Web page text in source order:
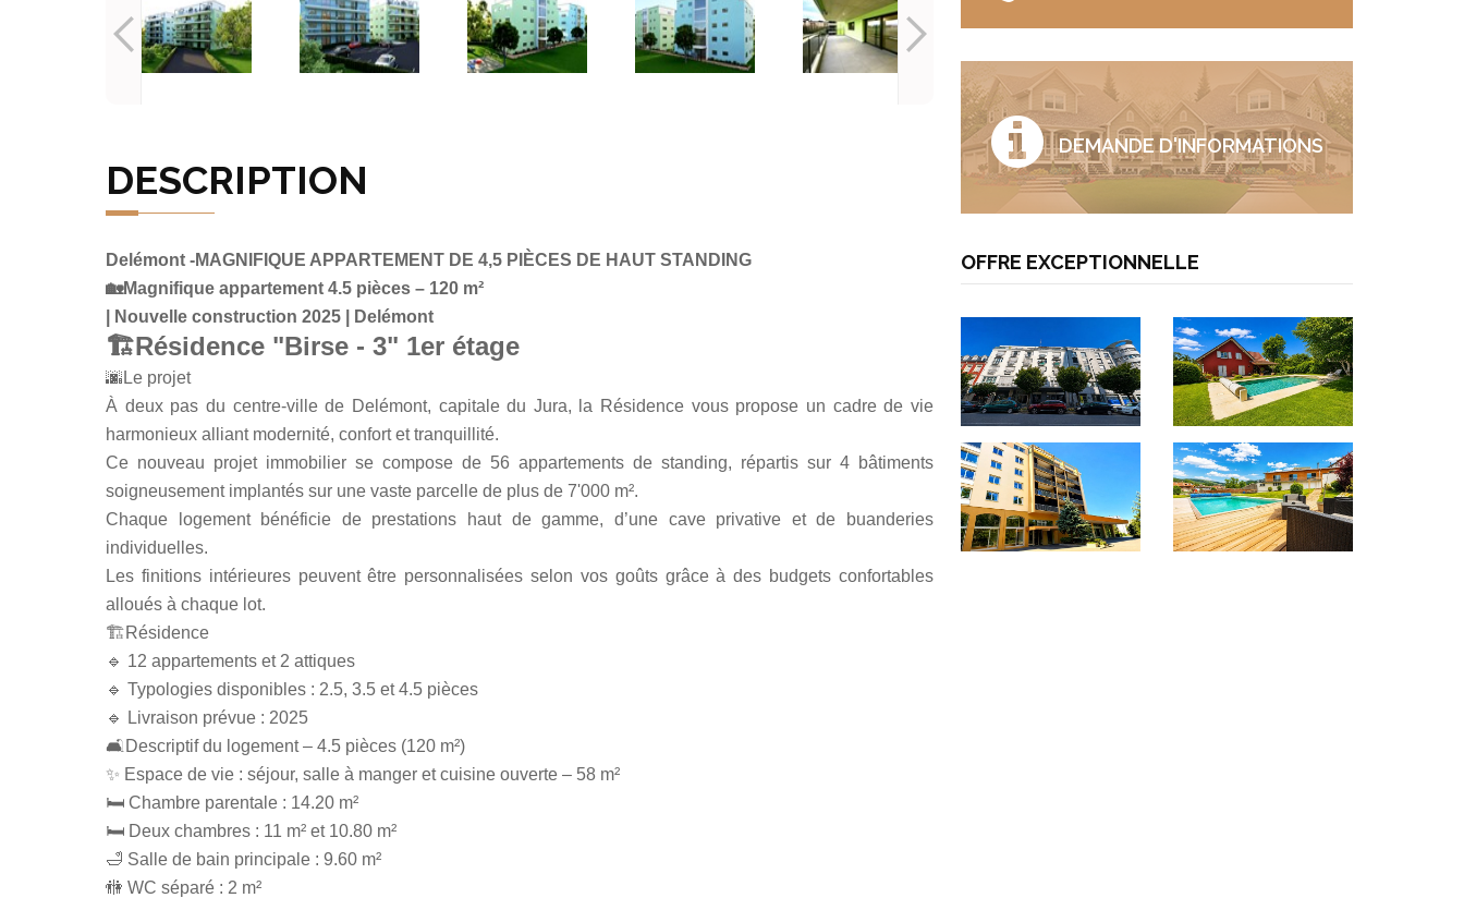
DESCRIPTION
Delémont -MAGNIFIQUE APPARTEMENT DE 4,5 PIÈCES DE HAUT STANDING
🏡Magnifique appartement 4.5 pièces – 120 m²
| Nouvelle construction 2025 | Delémont
🏗️Résidence "Birse - 3" 1er étage
🌆Le projet
À deux pas du centre-ville de Delémont, capitale du Jura, la Résidence vous propose un cadre de vie
harmonieux alliant modernité, confort et tranquillité.
Ce nouveau projet immobilier se compose de 56 appartements de standing, répartis sur 4 bâtiments
soigneusement implantés sur une vaste parcelle de plus de 7'000 m².
Chaque logement bénéficie de prestations haut de gamme, d’une cave privative et de buanderies
individuelles.
Les finitions intérieures peuvent être personnalisées selon vos goûts grâce à des budgets confortables
alloués à chaque lot.
🏗️Résidence
🔹 12 appartements et 2 attiques
🔹 Typologies disponibles : 2.5, 3.5 et 4.5 pièces
🔹 Livraison prévue : 2025
🛋️Descriptif du logement – 4.5 pièces (120 m²)
✨ Espace de vie : séjour, salle à manger et cuisine ouverte – 58 m²
🛏️ Chambre parentale : 14.20 m²
🛏️ Deux chambres : 11 m² et 10.80 m²
🛁 Salle de bain principale : 9.60 m²
🚻 WC séparé : 2 m²
DEMANDE D'INFORMATIONS
OFFRE EXCEPTIONNELLE